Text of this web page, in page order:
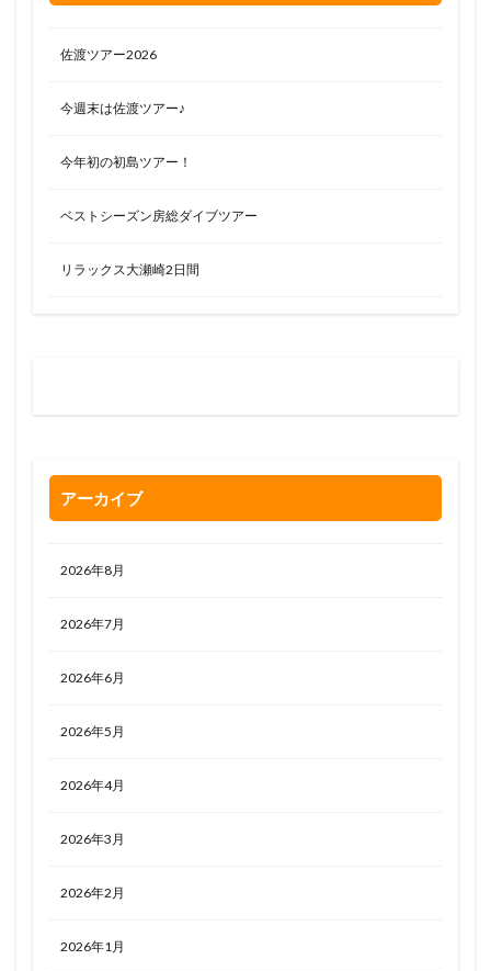
佐渡ツアー2026
今週末は佐渡ツアー♪
今年初の初島ツアー！
ベストシーズン房総ダイブツアー
リラックス大瀬崎2日間
アーカイブ
2026年8月
2026年7月
2026年6月
2026年5月
2026年4月
2026年3月
2026年2月
2026年1月